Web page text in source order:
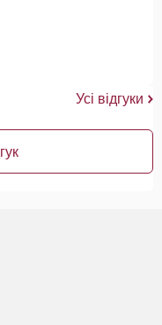
Усі відгуки